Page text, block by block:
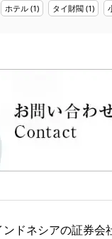
ホテル (1) タイ財閥 (1)
ンドネシアの証券会